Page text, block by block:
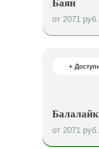
Баян
от 2071 руб.
+
от 2071 руб.